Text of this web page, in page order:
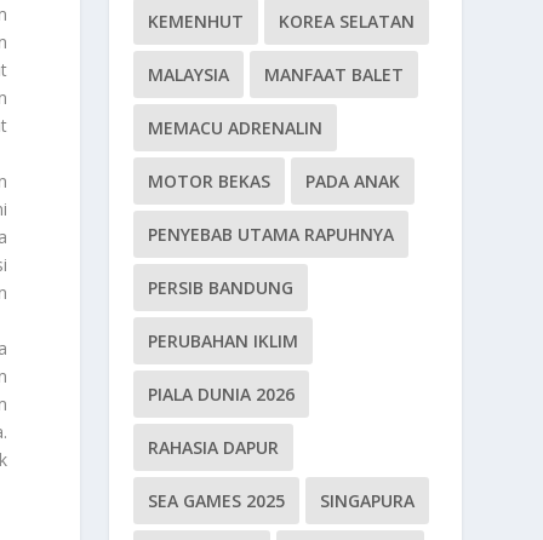
KEMENHUT KOREA SELATAN
MALAYSIA MANFAAT BALET
MEMACU ADRENALIN
MOTOR BEKAS PADA ANAK
PENYEBAB UTAMA RAPUHNYA
PERSIB BANDUNG
PERUBAHAN IKLIM
PIALA DUNIA 2026
RAHASIA DAPUR
SEA GAMES 2025 SINGAPURA